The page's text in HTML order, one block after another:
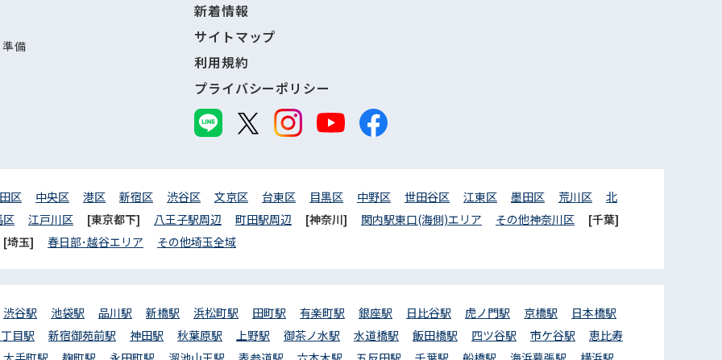
備
新着情報
サイトマップ
利用規約
プライバシーポリシー
区 中央区 港区 新宿区 渋谷区 文京区 台東区 目黒区 中野区 世田谷区 江東区 墨田区 荒川区
北
区
江戸川区 [東京都下] 八王子駅周辺 町田駅周辺 [神奈川] 関内駅東口(海側)エリア その他神奈川区
[千葉]
[埼玉] 春日部･越谷エリア その他埼玉全域
渋谷駅 池袋駅 品川駅 新橋駅 浜松町駅 田町駅 有楽町駅 銀座駅 日比谷駅 虎ノ門駅 京橋駅
日本橋駅
目駅
新宿御苑前駅 神田駅 秋葉原駅 上野駅 御茶ノ水駅 水道橋駅 飯田橋駅 四ツ谷駅 市ケ谷駅
恵比寿